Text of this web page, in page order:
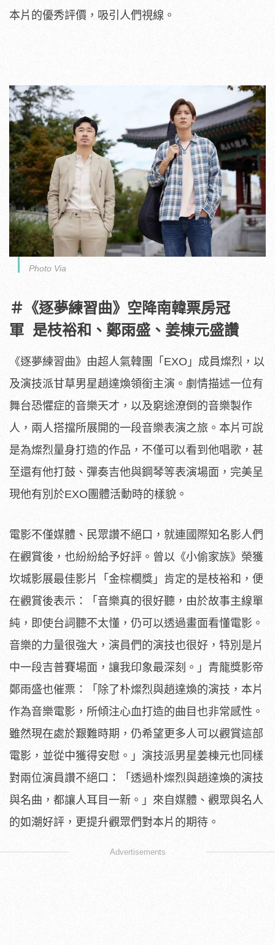
本片的優秀評價，吸引人們視線。
Photo Via
＃《逐夢練習曲》空降南韓票房冠
軍 是枝裕和、鄭雨盛、姜棟元盛讚
《逐夢練習曲》由超人氣韓團「EXO」成員燦烈， 以
及演技派甘草男星趙達煥領銜主演。 劇情描述一位有
舞台恐懼症的音樂天才， 以及窮途潦倒的音樂製作
人，兩人搭擋所展開的一段音樂表演之旅。 本片可說
是為燦烈量身打造的作品，不僅可以看到他唱歌， 甚
至還有他打鼓、彈奏吉他與鋼琴等表演場面，完美呈
現他有別於EXO團體活動時的樣貌。
電影不僅媒體、民眾讚不絕口，就連國際知名影人們
在觀賞後， 也紛紛給予好評。曾以《小偷家族》榮獲
坎城影展最佳影片「 金棕櫚獎」肯定的是枝裕和，便
在觀賞後表示：「音樂真的很好聽， 由於故事主線單
純，即使台詞聽不太懂，仍可以透過畫面看懂電影。
音樂的力量很強大，演員們的演技也很好， 特別是片
中一段吉普賽場面，讓我印象最深刻。」 青龍獎影帝
鄭雨盛也催票：「除了朴燦烈與趙達煥的演技， 本片
作為音樂電影，所傾注心血打造的曲目也非常感性。
雖然現在處於艱難時期，仍希望更多人可以觀賞這部
電影， 並從中獲得安慰。」演技派男星姜棟元也同樣
對兩位演員讚不絕口：
「透過朴燦烈與趙達煥的演技
與名曲，都讓人耳目一新。」 來自媒體、觀眾與名人
的如潮好評，更提升觀眾們對本片的期待。
Advertisements